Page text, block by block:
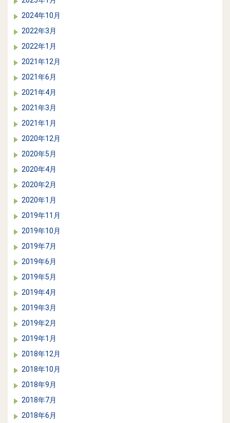
2024年10月
2022年3月
2022年1月
2021年12月
2021年6月
2021年4月
2021年3月
2021年1月
2020年12月
2020年5月
2020年4月
2020年2月
2020年1月
2019年11月
2019年10月
2019年7月
2019年6月
2019年5月
2019年4月
2019年3月
2019年2月
2019年1月
2018年12月
2018年10月
2018年9月
2018年7月
2018年6月